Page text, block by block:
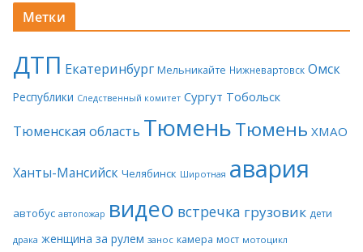
Метки
ДТП Екатеринбург Мельникайте Нижневартовск Омск
Республики Следственный комитет Сургут Тобольск
Тюменская область ТюменьТюмень ХМАО
Ханты-Мансийск Челябинск Широтная авария
автобус автопожар видео встречка грузовик дети
драка женщина за рулем занос камера мост мотоцикл